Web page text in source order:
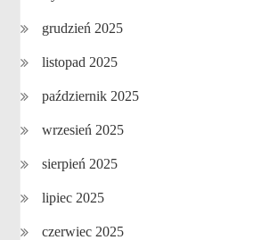
grudzień 2025
listopad 2025
październik 2025
wrzesień 2025
sierpień 2025
lipiec 2025
czerwiec 2025